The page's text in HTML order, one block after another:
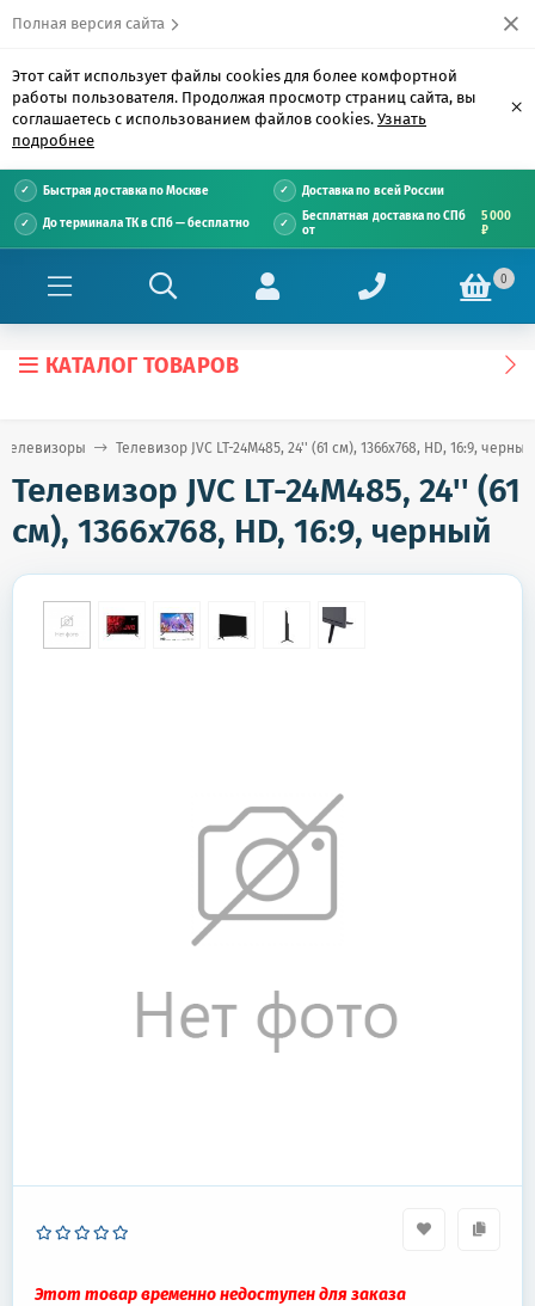
Полная версия сайта
Этот сайт использует файлы cookies для более комфортной
работы пользователя. Продолжая просмотр страниц сайта, вы
соглашаетесь с использованием файлов cookies. Узнать
подробнее
×
Быстрая доставка по Москве Доставка по всей России
До терминала ТК в СПб — бесплатно
Бесплатная доставка по СПб
от
5 000
₽
0
КАТАЛОГ ТОВАРОВ
Телевизоры Телевизор JVC LT-24M485, 24'' (61 см), 1366x768, HD, 16:9, черный
Телевизор JVC LT-24M485, 24'' (61
см), 1366x768, HD, 16:9, черный
Этот товар временно недоступен для заказа